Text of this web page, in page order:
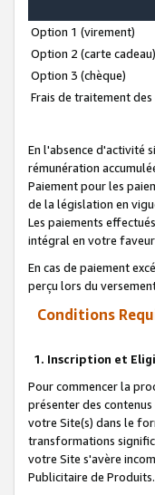
Option 1 (virement)
Option 2 (carte cadeau)
Option 3 (chèque)
Frais de traitement des
En l'absence d'activité
rémunération
Paiement pour les
de la législation en
Les paiements
intégral en votre
En cas de paiement
perçu lors du
Conditions
1. Inscription et
Pour commencer la
présenter des
votre Site(s) dans le
transformations
votre Site s'avère
Publicitaire de